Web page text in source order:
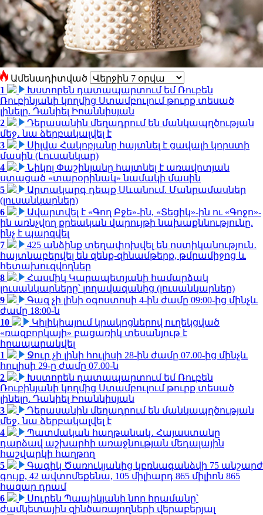
Ամենադիտված
1
Խստորեն դատապարտում եմ Ռուբեն
Ռուբինյանի կողմից Ստամբուլում թուրք տեսած
լինելը. Դանիել Իոաննիսյան
2
Դերասանին մեղադրում են մանկապղծության
մեջ․ նա ձերբակալվել է
3
Սիլվա Հակոբյանը հայտնել է ցավալի կորստի
մասին (Լուսանկար)
4
Նիկոլ Փաշինյանը հայտնել է առավոտյան
ստացած «տարօրինակ» նամակի մասին
5
Արտակարգ դեպք Սևանում. Մանրամասներ
(լուսանկարներ)
6
Ավարտվել է «Գող Բջե»-ին, «Տեցիկ»-ին ու «Գոջո»-
ին առնչվող քրեական վարույթի նախաքննությունը.
ինչ է պարզվել
7
425 անձինք տեղափոխվել են ոստիկանություն․
հայտնաբերվել են զենք-զինամթերք, թմրամիջոց և
հետախուզվողներ
8
Հասմիկ Կարապետյանի համարձակ
լուսանկարները՝ լողավազանից (լուսանկարներ)
9
Գազ չի լինի օգոստոսի 4-ին ժամը 09:00-ից մինչև
ժամը 18:00-ն
10
Կիլիկիայում կրակոցներով ուղեկցված
«ռազբորկայի» բացառիկ տեսանյութ է
հրապարակվել
1
Ջուր չի լինի հուլիսի 28-ին ժամը 07.00-ից մինչև
հուլիսի 29-ը ժամը 07.00-ն
2
Խստորեն դատապարտում եմ Ռուբեն
Ռուբինյանի կողմից Ստամբուլում թուրք տեսած
լինելը. Դանիել Իոաննիսյան
3
Դերասանին մեղադրում են մանկապղծության
մեջ․ նա ձերբակալվել է
4
Պատմական հաղթանակ․ Հայաստանը
դարձավ աշխարհի առաջնության մեդալային
հաշվարկի հաղթող
5
Գագիկ Ծառուկյանից կբռնագանձվի 75 անշարժ
գույք, 42 ավտոմեքենա, 105 միլիարդ 865 միլիոն 865
հազար դրամ
6
Սուրեն Պապիկյանի նոր հրամանը՝
ժամկետային զինծառայողների վերաբերյալ